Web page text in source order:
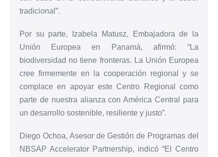
tradicional”.
Por su parte, Izabela Matusz, Embajadora de la
Unión Europea en Panamá, afirmó: “La
biodiversidad no tiene fronteras. La Unión Europea
cree firmemente en la cooperación regional y se
complace en apoyar este Centro Regional como
parte de nuestra alianza con América Central para
un desarrollo sostenible, resiliente y justo”.
Diego Ochoa, Asesor de Gestión de Programas del
NBSAP Accelerator Partnership, indicó “El Centro